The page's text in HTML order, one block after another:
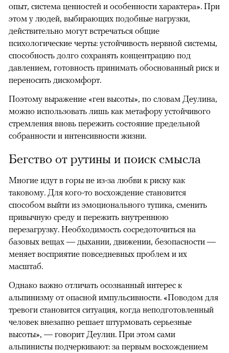
опыт, система ценностей и особенности характера». При
этом у людей, выбирающих подобные нагрузки,
действительно могут встречаться общие
психологические черты: устойчивость нервной системы,
способность долго сохранять концентрацию под
давлением, готовность принимать обоснованный риск и
переносить дискомфорт.
Поэтому выражение «ген высоты», по словам Деулина,
можно использовать лишь как метафору устойчивого
стремления вновь пережить состояние предельной
собранности и интенсивности жизни.
Бегство от рутины и поиск смысла
Многие идут в горы не из-за любви к риску как
таковому. Для кого-то восхождение становится
способом выйти из эмоционального тупика, сменить
привычную среду и пережить внутреннюю
перезагрузку. Необходимость сосредоточиться на
базовых вещах — дыхании, движении, безопасности —
меняет восприятие повседневных проблем и их
масштаб.
Однако важно отличать осознанный интерес к
альпинизму от опасной импульсивности. «Поводом для
тревоги становится ситуация, когда неподготовленный
человек внезапно решает штурмовать серьезные
высоты», — говорит Деулин. При этом сами
альпинисты подчеркивают: за первым восхождением